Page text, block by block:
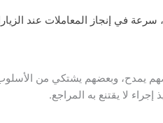
في إنجاز المعاملات عند
يمدح، وبعضهم يشتكي من
لا يقتنع به المراجع.